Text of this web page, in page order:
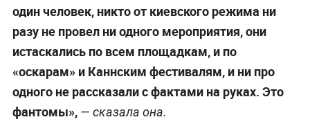
один человек, никто от киевского режима ни
разу не провел ни одного мероприятия, они
истаскались по всем площадкам, и по
«оскарам» и Каннским фестивалям, и ни про
одного не рассказали с фактами на руках. Это
фантомы»,— сказала она.